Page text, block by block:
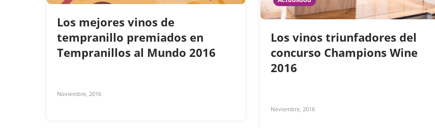
Los mejores vinos de
tempranillo premiados en
Tempranillos al Mundo 2016
Noviembre, 2016
Los vinos triunfadores del
concurso Champions Wine
2016
Noviembre, 2016